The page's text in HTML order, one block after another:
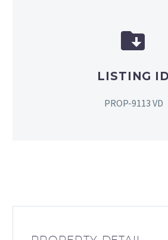


LISTING ID
PROP-9113 VD